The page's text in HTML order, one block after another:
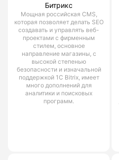
Битрикс
Мощная российская CMS,
которая позволяет делать SEO
создавать и управлять веб-
проектами с фирменным
стилем, основное
направление магазины, с
высокой степенью
безопасности и изначальной
поддержкой 1С Bitrix, имеет
много дополнений для
аналитики и поисковых
программ.